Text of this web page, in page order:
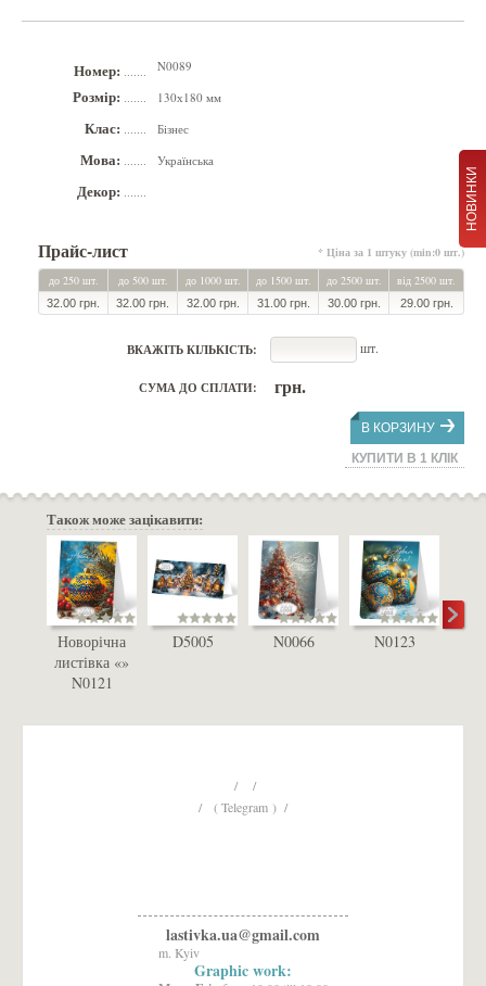
НОВИНКИ
Номер: N0089
Розмір: 130х180 мм
Клас: Бізнес
Мова: Українська
Декор:
Прайс-лист
* Ціна за 1 штуку (min:0 шт.)
до 250 шт.
до 500 шт. до 1000 шт. до 1500 шт. до 2500 шт. від 2500 шт.
32.00 грн. 32.00 грн. 32.00 грн. 31.00 грн. 30.00 грн. 29.00 грн.
ВКАЖІТЬ КІЛЬКІСТЬ: шт.
СУМА ДО СПЛАТИ: грн.
В КОРЗИНУ
КУПИТИ В 1 КЛІК
Також може зацікавити:
Новорічна
листівка «»
N0121
D5005 N0066 N0123
/ /
/ ( Telegram ) /
lastivka.ua@gmail.com
m. Kyiv
Graphic work: